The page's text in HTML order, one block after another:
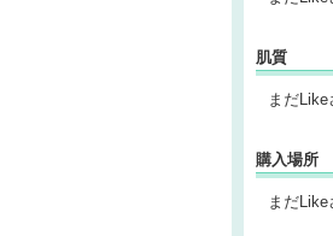
肌質
まだ
購入場所
まだ